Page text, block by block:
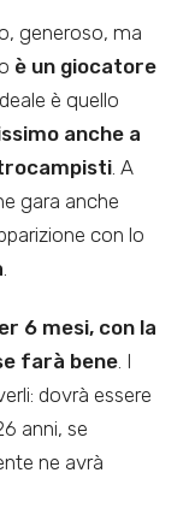
generoso, ma
è un giocatore
è quello
anche a
. A
gara anche
con lo
.
6 mesi, con la
farà bene. I
dovrà essere
anni, se
ne avrà